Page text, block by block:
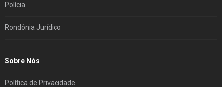
Polícia
Rondônia Jurídico
Sobre Nós
Política de Privacidade